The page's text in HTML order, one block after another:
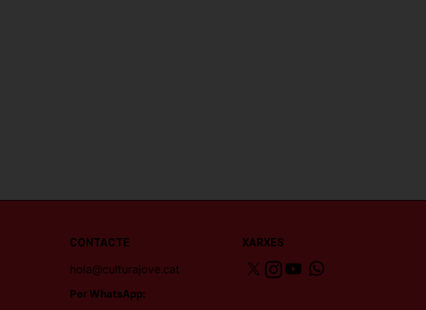
CONTACTE
hola@culturajove.cat
Per WhatsApp:
XARXES